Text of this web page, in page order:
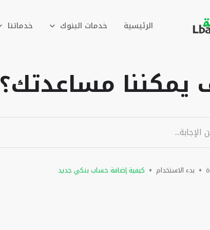
الرئيسية خدمات البنوك خدماتنا
يمكننا مساعدتك؟
بدء الاستخدام كيفية إضافة حساب بنكي جديد